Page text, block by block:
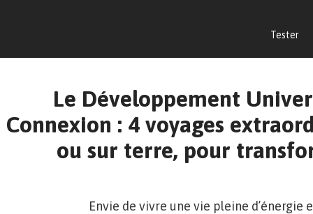
Tester
Le Développement
Connexion : 4 voyages
ou sur terre, pour
Envie de vivre une vie pleine d’énergie